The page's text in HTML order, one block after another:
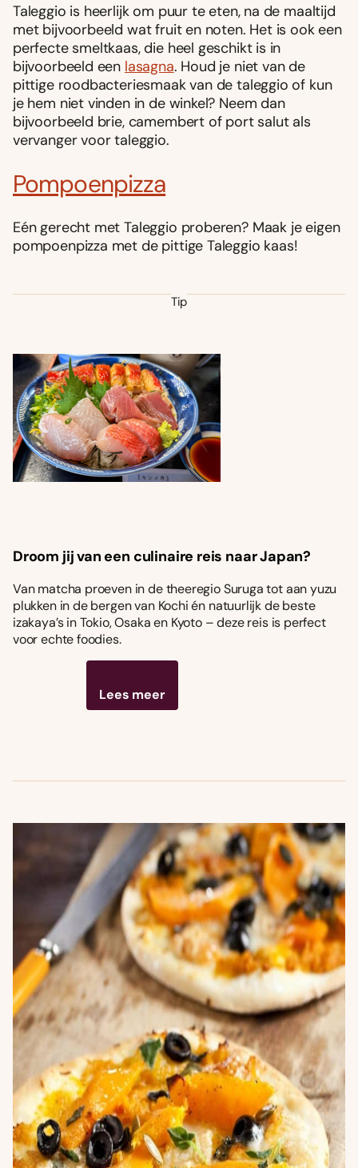
Taleggio is heerlijk om puur te eten, na de maaltijd
met bijvoorbeeld wat fruit en noten. Het is ook een
perfecte smeltkaas, die heel geschikt is in
bijvoorbeeld een lasagna. Houd je niet van de
pittige roodbacteriesmaak van de taleggio of kun
je hem niet vinden in de winkel? Neem dan
bijvoorbeeld brie, camembert of port salut als
vervanger voor taleggio.
Pompoenpizza
Eén gerecht met Taleggio proberen? Maak je eigen
pompoenpizza met de pittige Taleggio kaas!
Tip
Droom jij van een culinaire reis naar Japan?
Van matcha proeven in de theeregio Suruga tot aan yuzu
plukken in de bergen van Kochi én natuurlijk de beste
izakaya’s in Tokio, Osaka en Kyoto – deze reis is perfect
voor echte foodies.
Lees meer